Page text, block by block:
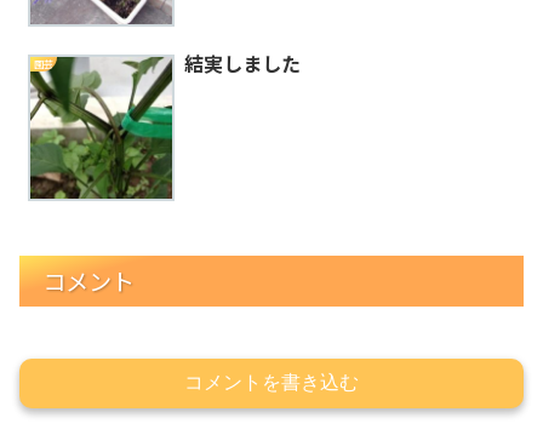
園芸 結実しました
コメント
コメントを書き込む